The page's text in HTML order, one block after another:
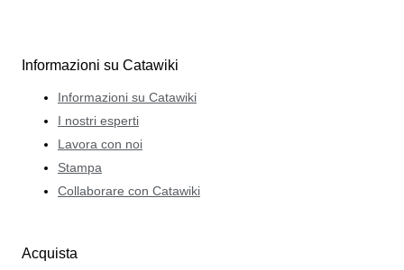
Informazioni su Catawiki
Informazioni su Catawiki
I nostri esperti
Lavora con noi
Stampa
Collaborare con Catawiki
Acquista